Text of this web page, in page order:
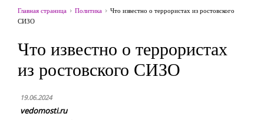
Главная страница Политика
Что известно о террористах из ростовского
СИЗО
Что известно о террористах
из ростовского СИЗО
19.06.2024
vedomosti.ru